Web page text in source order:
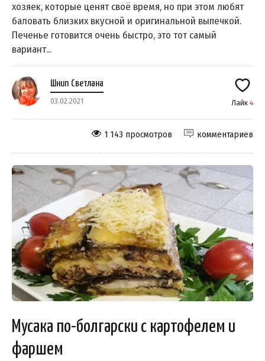
хозяек, которые ценят своё время, но при этом любят
баловать близких вкусной и оригинальной выпечкой.
Печенье готовится очень быстро, это тот самый
вариант...
Шнип Светлана
03.02.2021 Лайк 4
комментариев
1 143 просмотров
Мусака по-болгарски с картофелем и
фаршем